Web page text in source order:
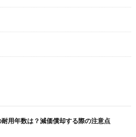
用年数は？減価償却する際の注意点